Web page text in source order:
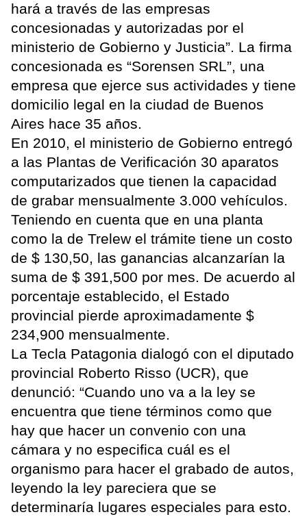
hará a través de las empresas
concesionadas y autorizadas por el
ministerio de Gobierno y Justicia”. La firma
concesionada es “Sorensen SRL”, una
empresa que ejerce sus actividades y tiene
domicilio legal en la ciudad de Buenos
Aires hace 35 años.
En 2010, el ministerio de Gobierno entregó
a las Plantas de Verificación 30 aparatos
computarizados que tienen la capacidad
de grabar mensualmente 3.000 vehículos.
Teniendo en cuenta que en una planta
como la de Trelew el trámite tiene un costo
de $ 130,50, las ganancias alcanzarían la
suma de $ 391,500 por mes. De acuerdo al
porcentaje establecido, el Estado
provincial pierde aproximadamente $
234,900 mensualmente.
La Tecla Patagonia dialogó con el diputado
provincial Roberto Risso (UCR), que
denunció: “Cuando uno va a la ley se
encuentra que tiene términos como que
hay que hacer un convenio con una
cámara y no especifica cuál es el
organismo para hacer el grabado de autos,
leyendo la ley pareciera que se
determinaría lugares especiales para esto.